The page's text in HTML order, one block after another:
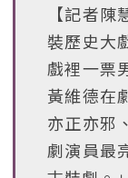
【記者
裝歷史大
戲裡一票
黃維德在
亦正亦邪
劇演員最